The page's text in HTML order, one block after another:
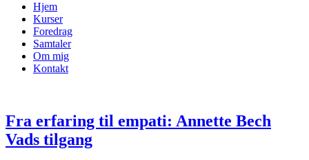
Hjem
Kurser
Foredrag
Samtaler
Om mig
Kontakt
Fra erfaring til empati: Annette Bech
Vads tilgang